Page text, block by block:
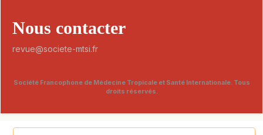
Nous contacter
revue@societe-mtsi.fr
Société Francophone de Médecine Tropicale et Santé Internationale. Tous
droits réservés.